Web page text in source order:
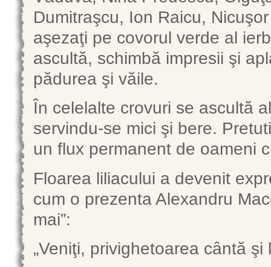
Dumitraşcu, Ion Raicu,
aşezaţi pe covorul verde al
ascultă, schimbă impresii şi
pădurea şi văile.
În celelalte crovuri se ascultă
servindu-se mici şi bere.
un flux permanent de oameni
Floarea liliacului a devenit
cum o prezenta Alexandru
mai”:
„Veniţi, privighetoarea cântă şi